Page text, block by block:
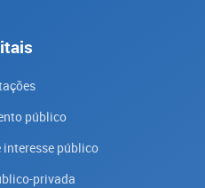
público
interesse público
privada